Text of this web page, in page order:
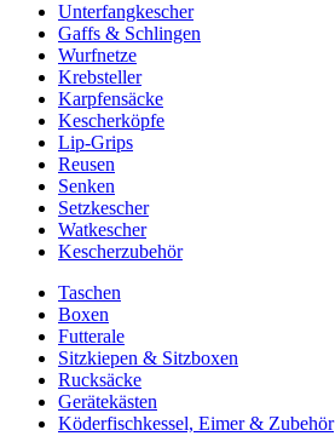
Unterfangkescher
Gaffs & Schlingen
Wurfnetze
Krebsteller
Karpfensäcke
Kescherköpfe
Lip-Grips
Reusen
Senken
Setzkescher
Watkescher
Kescherzubehör
Taschen
Boxen
Futterale
Sitzkiepen & Sitzboxen
Rucksäcke
Gerätekästen
Köderfischkessel, Eimer & Zubehör